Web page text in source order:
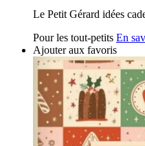
Le Petit Gérard idées
Pour les tout-petits En
Ajouter aux favoris